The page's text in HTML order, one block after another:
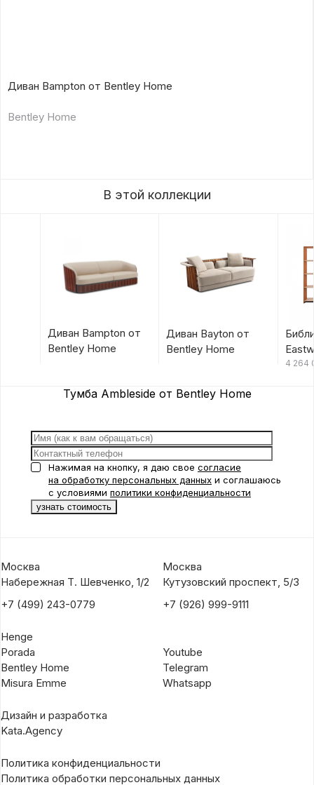
Диван Bampton от Bentley Home
Bentley Home
В этой коллекции
Диван Bampton от
Bentley Home
Диван Bayton от
Bentley Home
Home
4 264
Тумба Ambleside от Bentley Home
Нажимая на кнопку, я даю свое согласие
на обработку персональных данных и соглашаюсь
с условиями политики конфиденциальности
Москва
Набережная Т. Шевченко, 1/2
+7 (499) 243-0779
Москва
Кутузовский проспект, 5/3
+7 (926) 999-9111
Henge
Porada
Bentley Home
Misura Emme
Youtube
Telegram
Whatsapp
Дизайн и разработка
Kata.Agency
Политика конфиденциальности
Политика обработки персональных данных